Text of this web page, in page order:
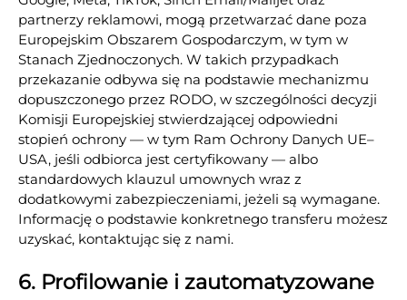
partnerzy reklamowi, mogą przetwarzać dane poza
Europejskim Obszarem Gospodarczym, w tym w
Stanach Zjednoczonych. W takich przypadkach
przekazanie odbywa się na podstawie mechanizmu
dopuszczonego przez RODO, w szczególności decyzji
Komisji Europejskiej stwierdzającej odpowiedni
stopień ochrony — w tym Ram Ochrony Danych UE–
USA, jeśli odbiorca jest certyfikowany — albo
standardowych klauzul umownych wraz z
dodatkowymi zabezpieczeniami, jeżeli są wymagane.
Informację o podstawie konkretnego transferu możesz
uzyskać, kontaktując się z nami.
6. Profilowanie i zautomatyzowane